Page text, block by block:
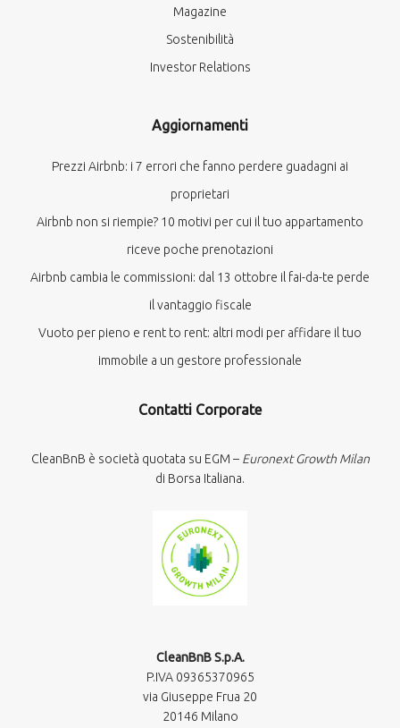
Magazine
Sostenibilità
Investor Relations
Aggiornamenti
Prezzi Airbnb: i 7 errori che fanno perdere guadagni ai
proprietari
Airbnb non si riempie? 10 motivi per cui il tuo appartamento
riceve poche prenotazioni
Airbnb cambia le commissioni: dal 13 ottobre il fai-da-te perde
il vantaggio fiscale
Vuoto per pieno e rent to rent: altri modi per affidare il tuo
immobile a un gestore professionale
Contatti Corporate
CleanBnB è società quotata su EGM – Euronext Growth Milan
di Borsa Italiana.
CleanBnB S.p.A.
P.IVA 09365370965​
via Giuseppe Frua 20
20146 Milano